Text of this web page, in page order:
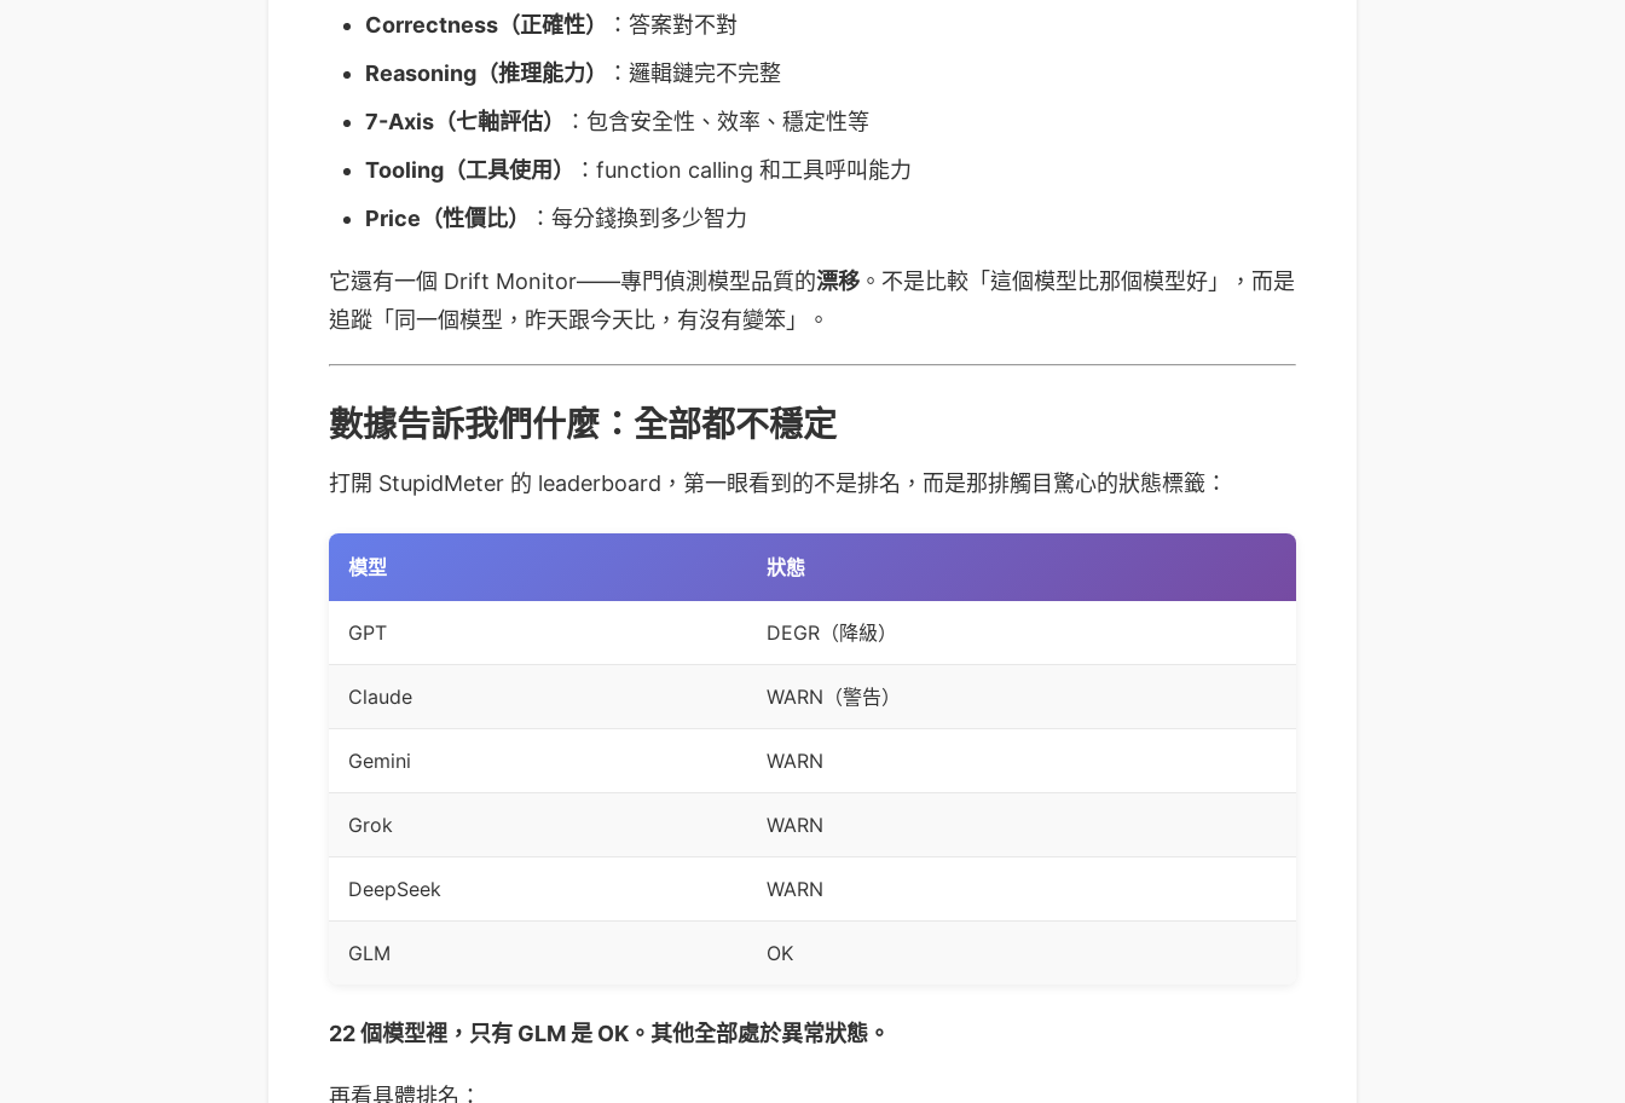
Correctness（正確性）
：答案對不對
Reasoning（推理能力）
：邏輯鏈完不完整
7-Axis（七軸評估）
：包含安全性、效率、穩定性等
Tooling（工具使用）
：function calling 和工具呼叫能力
Price（性價比）
：每分錢換到多少智力
它還有一個 Drift Monitor——專門偵測模型品質的漂移 。不是比較「這個模型比那個模型好」，而是
追蹤「同一個模型，昨天跟今天比，有沒有變笨」。
數據告訴我們什麼：全部都不穩定
打開 StupidMeter 的 leaderboard，第一眼看到的不是排名，而是那排觸目驚心的狀態標籤：
模型 狀態
GPT DEGR（降級）
Claude WARN（警告）
Gemini WARN
Grok WARN
DeepSeek WARN
GLM OK
22 個模型裡，只有 GLM 是 OK。其他全部處於異常狀態。
再看具體排名：